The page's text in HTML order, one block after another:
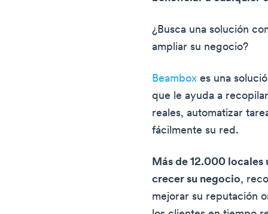
¿Busca una solución
ampliar su negocio?
Beambox es una
que le ayuda a
reales, automatizar
fácilmente su red.
Más de 12.000
crecer su negocio,
mejorar su reputación